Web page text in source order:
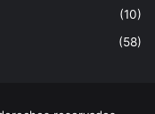
(10)
(58)